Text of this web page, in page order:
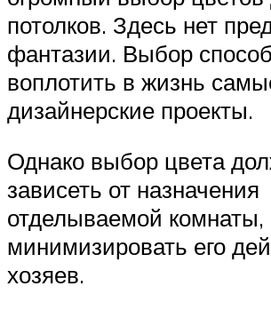
потолков. Здесь нет
фантазии. Выбор
воплотить в жизнь
дизайнерские проекты.
Однако выбор цвета
зависеть от назначения
отделываемой комнаты,
минимизировать его
хозяев.